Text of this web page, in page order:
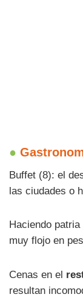
●
Buffet (8): el
las ciudades o
Haciendo
muy flojo en
Cenas en el
resultan